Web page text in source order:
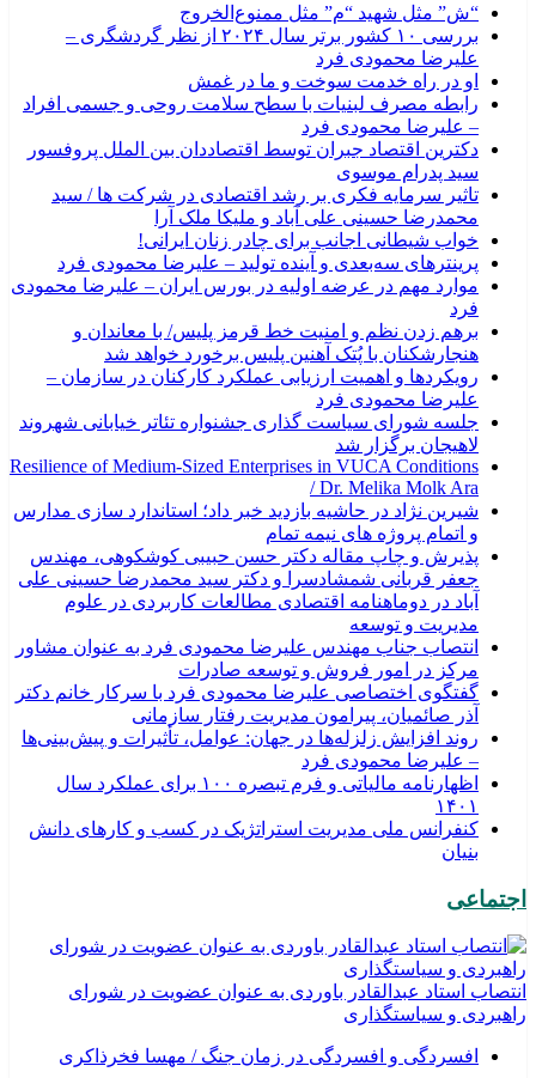
“ش” مثل شهید “م” مثل ممنوع‌الخروج
بررسی ۱۰ کشور برتر سال ۲۰۲۴ از نظر گردشگری –
علیرضا محمودی فرد
او در راه خدمت سوخت و ما در غمش
رابطه مصرف لبنیات با سطح سلامت روحی و جسمی افراد
– علیرضا محمودی فرد
دکترین اقتصاد جبران توسط اقتصاددان بین الملل پروفسور
سید پدرام موسوی
تاثیر سرمایه فکری بر رشد اقتصادی در شرکت ها / سید
محمدرضا حسینی علی آباد و ملیکا ملک آرا
خواب شیطانی اجانب برای چادر زنان ایرانی!
پرینترهای سه‌بعدی و آینده تولید – علیرضا محمودی فرد
موارد مهم در عرضه اولیه در بورس ایران – علیرضا محمودی
فرد
برهم زدن نظم و امنیت خط قرمز پلیس/ با معاندان و
هنجارشکنان با پُتک آهنین پلیس برخورد خواهد شد
رویکردها و اهمیت ارزیابی عملکرد کارکنان در سازمان –
علیرضا محمودی فرد
جلسه شورای سیاست گذاری جشنواره تئاتر خیابانی شهروند
لاهیجان برگزار شد
Resilience of Medium-Sized Enterprises in VUCA Conditions
/ Dr. Melika Molk Ara
شیرین نژاد در حاشیه بازدید خبر داد؛ استاندارد سازی مدارس
و اتمام پروژه های نیمه تمام
پذیرش و چاپ مقاله دکتر حسن حبیبی کوشکوهی، مهندس
جعفر قربانی شمشادسرا و دکتر سید محمدرضا حسینی علی
آباد در دوماهنامه اقتصادی مطالعات کاربردی در علوم
مدیریت و توسعه
انتصاب جناب مهندس علیرضا محمودی فرد به عنوان مشاور
مرکز در امور فروش و توسعه صادرات
گفتگوی اختصاصی علیرضا محمودی فرد با سرکار خانم دکتر
آذر صائمیان، پیرامون مدیریت رفتار سازمانی
روند افزایش زلزله‌ها در جهان: عوامل، تأثیرات و پیش‌بینی‌ها
– علیرضا محمودی فرد
اظهارنامه مالیاتی و فرم تبصره ۱۰۰ برای عملکرد سال
۱۴۰۱
کنفرانس ملی مدیریت استراتژیک در کسب و کارهای دانش
بنیان
اجتماعی
انتصاب استاد عبدالقادر باوردی به عنوان عضویت در شورای
راهبردی و سیاستگذاری
افسردگی و افسردگی در زمان جنگ / مهسا فخرذاکری